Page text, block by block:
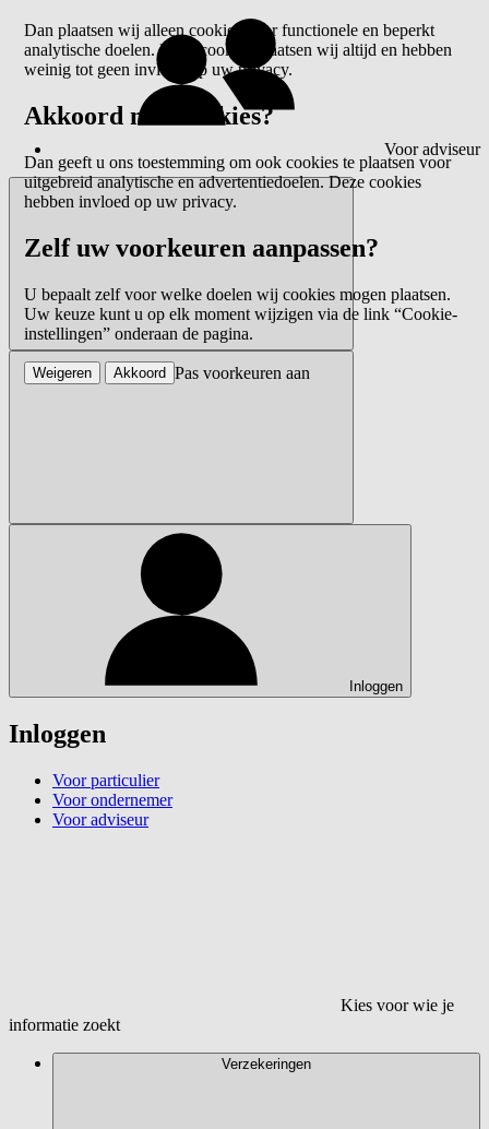
Voor adviseur
Inloggen
Inloggen
Voor particulier
Voor ondernemer
Voor adviseur
Kies voor wie je
informatie zoekt
Verzekeringen
Dan plaatsen wij alleen cookies voor functionele en beperkt
analytische doelen. Deze cookies plaatsen wij altijd en hebben
weinig tot geen invloed op uw privacy.
Akkoord met cookies?
Dan geeft u ons toestemming om ook cookies te plaatsen voor
uitgebreid analytische en advertentiedoelen. Deze cookies
hebben invloed op uw privacy.
Zelf uw voorkeuren aanpassen?
U bepaalt zelf voor welke doelen wij cookies mogen plaatsen.
Uw keuze kunt u op elk moment wijzigen via de link “Cookie-
instellingen” onderaan de pagina.
Pas voorkeuren aan
Weigeren Akkoord